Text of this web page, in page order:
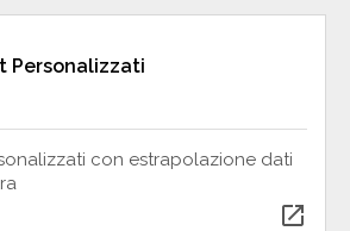
Personalizzati
con estrapolazione dati
open_in_new